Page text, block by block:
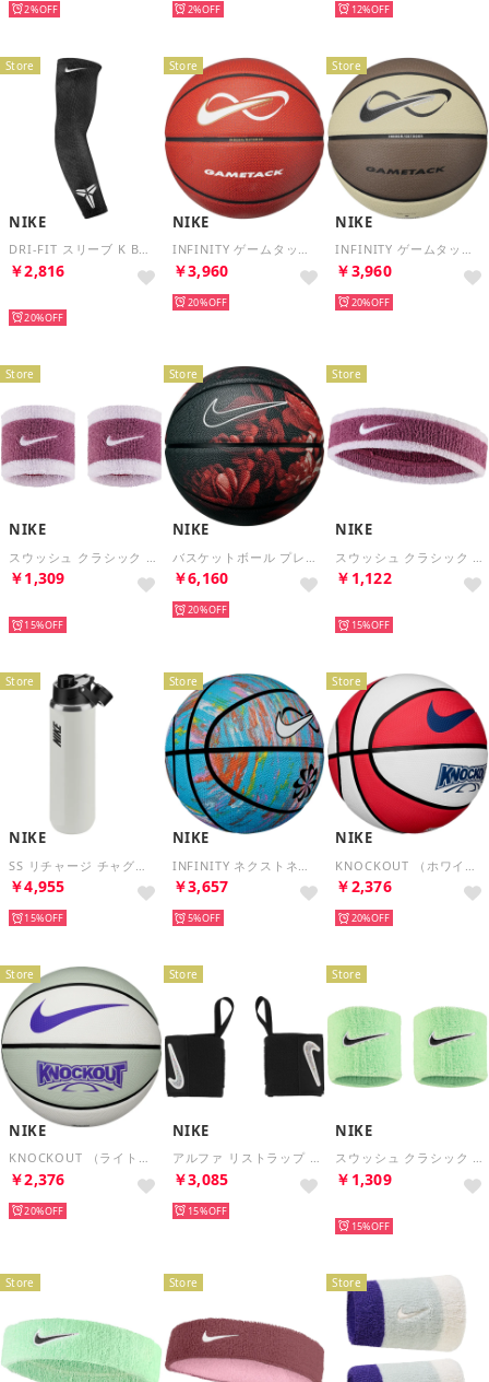
2% 2% 12%
Store
NIKE
DRI-FIT スリーブ K BRYANT （ブラック/ミディアムアッシュ/ホワイト）
￥2,816
20%
Store
NIKE
INFINITY ゲームタック （ブライトクリムゾン/バーシティクリムゾン/ブラック/メタリックゴールド/ホワイト）
￥3,960
20%
Store
NIKE
INFINITY ゲームタック （ミンクブラウン/デザートカーキ/ブラック/メタリックシルバー/ブラック）
￥3,960
20%
Store
NIKE
￥1,309
15%
Store
NIKE
￥6,160
20%
Store
NIKE
￥1,122
15%
Store
NIKE
￥4,955
15%
Store
NIKE
￥3,657
5%
Store
NIKE
￥2,376
20%
Store
NIKE
KNOCKOUT （ライトシルバー/セイル/ブラック/ダークコンコルド）
￥2,376
20%
Store
NIKE
アルファ リストラップ GR （ブラック/ホワイト）
￥3,085
15%
Store
NIKE
スウッシュ クラシック リストバンド 2P （キューカンバーカルム/ホワイト/ブラック）
￥1,309
15%
Store Store Store